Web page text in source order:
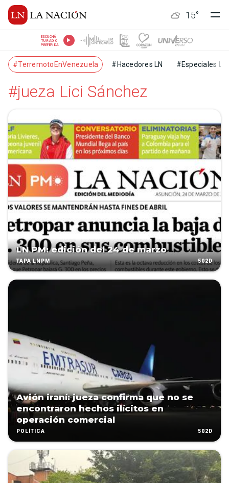
15°
ESCUCHÁ
TU RADIO
PREFERIDA
#TerremotoEnVenezuela #Hacedores LN #Especiales LN
#jueza Lici Sánchez
LN PM: edición del 24 de marzo
TAPA LNPM 502D
Avión iraní: jueza confirma que no se
encontraron hechos ilícitos en
operación comercial
POLÍTICA 502D